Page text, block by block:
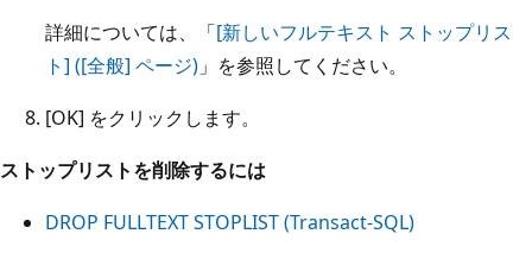
詳細については、「[新しいフルテキスト ストップリス
ト] ([全般] ページ) 」を参照してください。
[OK] をクリックします。
ストップリストを削除するには
DROP FULLTEXT STOPLIST (Transact-SQL)